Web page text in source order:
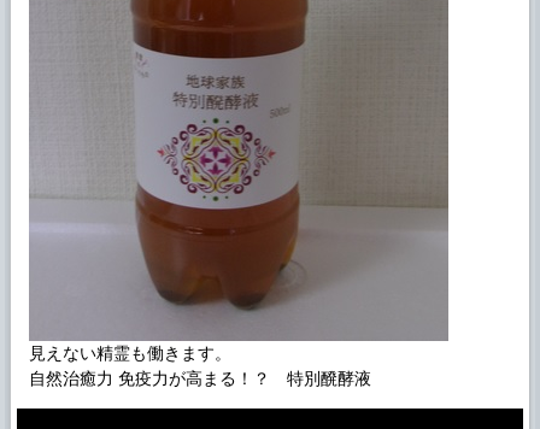
見えない精霊も働きます。
自然治癒力 免疫力が高まる！？ 特別醗酵液